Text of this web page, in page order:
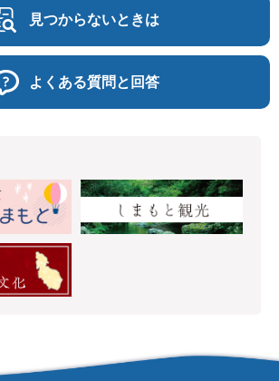
見つからないときは
よくある質問と回答